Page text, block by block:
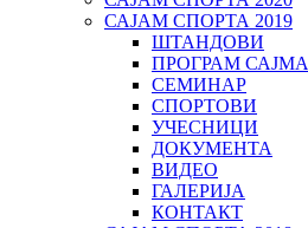
САЈАМ СПОРТА 2019
ШТАНДОВИ
ПРОГРАМ САЈМА
СЕМИНАР
СПОРТОВИ
УЧЕСНИЦИ
ДОКУМЕНТА
ВИДЕО
ГАЛЕРИЈА
КОНТАКТ